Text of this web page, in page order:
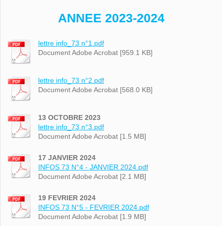
ANNEE 2023-2024
lettre info_73 n°1.pdf
Document Adobe Acrobat [959.1 KB]
lettre info_73 n°2.pdf
Document Adobe Acrobat [568.0 KB]
13 OCTOBRE 2023
lettre info_73 n°3.pdf
Document Adobe Acrobat [1.5 MB]
17 JANVIER 2024
INFOS 73 N°4 - JANVIER 2024.pdf
Document Adobe Acrobat [2.1 MB]
19 FEVRIER 2024
INFOS 73 N°5 - FEVRIER 2024.pdf
Document Adobe Acrobat [1.9 MB]